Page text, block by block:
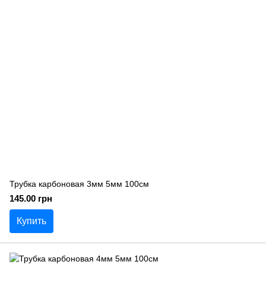
Трубка карбоновая 3мм 5мм 100см
145.00 грн
Купить